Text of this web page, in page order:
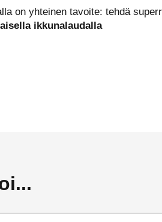
on yhteinen tavoite: tehdä
ikkunalaudalla